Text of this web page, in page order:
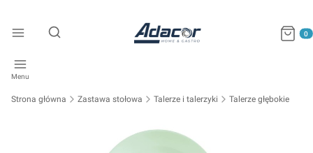
Otwórz wyszukiwarkę
Menu
Strona główna Zastawa stołowa Talerze i talerzyki Talerze głębokie